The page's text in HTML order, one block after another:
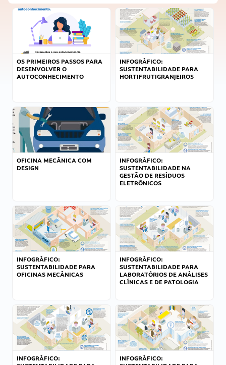
OS PRIMEIROS PASSOS PARA
DESENVOLVER O
AUTOCONHECIMENTO
INFOGRÁFICO:
SUSTENTABILIDADE PARA
HORTIFRUTIGRANJEIROS
OFICINA MECÂNICA COM
DESIGN
INFOGRÁFICO:
SUSTENTABILIDADE NA
GESTÃO DE RESÍDUOS
ELETRÔNICOS
INFOGRÁFICO:
SUSTENTABILIDADE PARA
OFICINAS MECÂNICAS
INFOGRÁFICO:
SUSTENTABILIDADE PARA
LABORATÓRIOS DE ANÁLISES
CLÍNICAS E DE PATOLOGIA
INFOGRÁFICO:
INFOGRÁFICO: